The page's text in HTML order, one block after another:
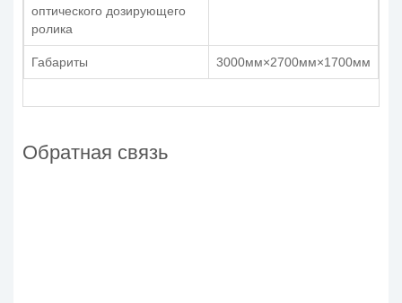
оптического дозирующего
ролика
Габариты 3000мм×2700мм×1700мм
Обратная связь